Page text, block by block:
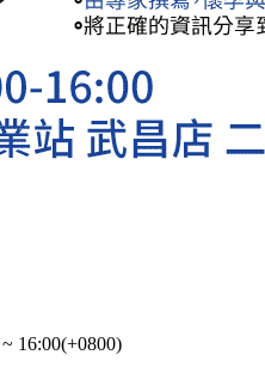
~ 16:00(+0800)